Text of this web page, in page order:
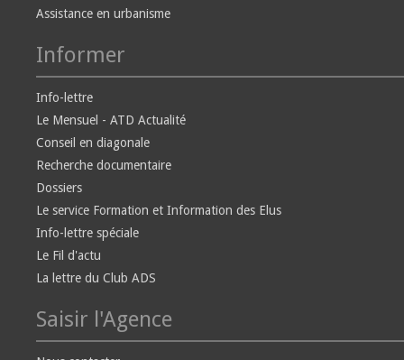
Assistance en urbanisme
Informer
Info-lettre
Le Mensuel - ATD Actualité
Conseil en diagonale
Recherche documentaire
Dossiers
Le service Formation et Information des Elus
Info-lettre spéciale
Le Fil d'actu
La lettre du Club ADS
Saisir l'Agence